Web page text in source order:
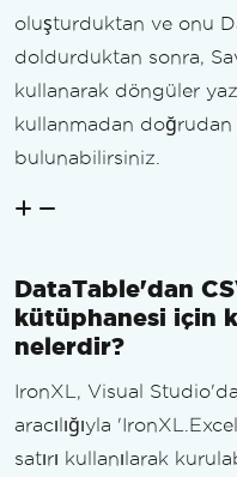
oluşturduktan ve onu
doldurduktan sonra,
kullanarak döngüler
kullanmadan doğrudan
bulunabilirsiniz.
DataTable'dan
kütüphanesi için
nelerdir?
IronXL, Visual
aracılığıyla
satırı kullanılarak